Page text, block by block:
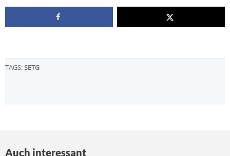
TAGS:SETG
Auch interessant